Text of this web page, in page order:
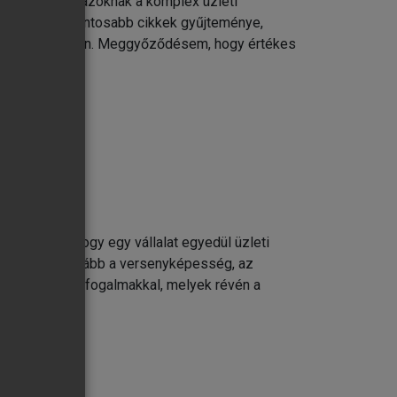
legfontosabb cikkek gyűjteménye,
Meggyőződésem, hogy értékes
Vallják, hogy egy vállalat egyedül üzleti
mindinkább a versenyképesség, az
azon fogalmakkal, melyek révén a